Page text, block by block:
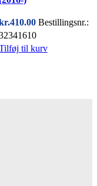
410.00 Bestillingsnr.:
til kurv